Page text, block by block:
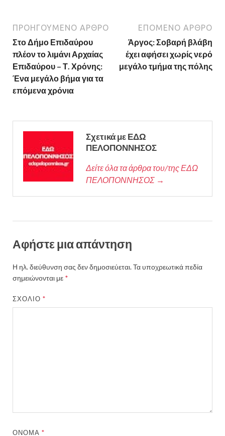
ΠΡΟΗΓΟΎΜΕΝΟ ΆΡΘΡΟ
Στο Δήμο Επιδαύρου
πλέον το λιμάνι Αρχαίας
Επιδαύρου – Τ. Χρόνης:
Ένα μεγάλο βήμα για τα
επόμενα χρόνια
ΕΠΌΜΕΝΟ ΆΡΘΡΟ
Άργος: Σοβαρή βλάβη
έχει αφήσει χωρίς νερό
μεγάλο τμήμα της πόλης
Σχετικά με ΕΔΩ
ΠΕΛΟΠΟΝΝΗΣΟΣ
Δείτε όλα τα άρθρα του/της ΕΔΩ
ΠΕΛΟΠΟΝΝΗΣΟΣ →
Αφήστε μια απάντηση
Η ηλ. διεύθυνση σας δεν δημοσιεύεται.Τα υποχρεωτικά πεδία
σημειώνονται με *
ΣΧΌΛΙΟ*
ΌΝΟΜΑ*